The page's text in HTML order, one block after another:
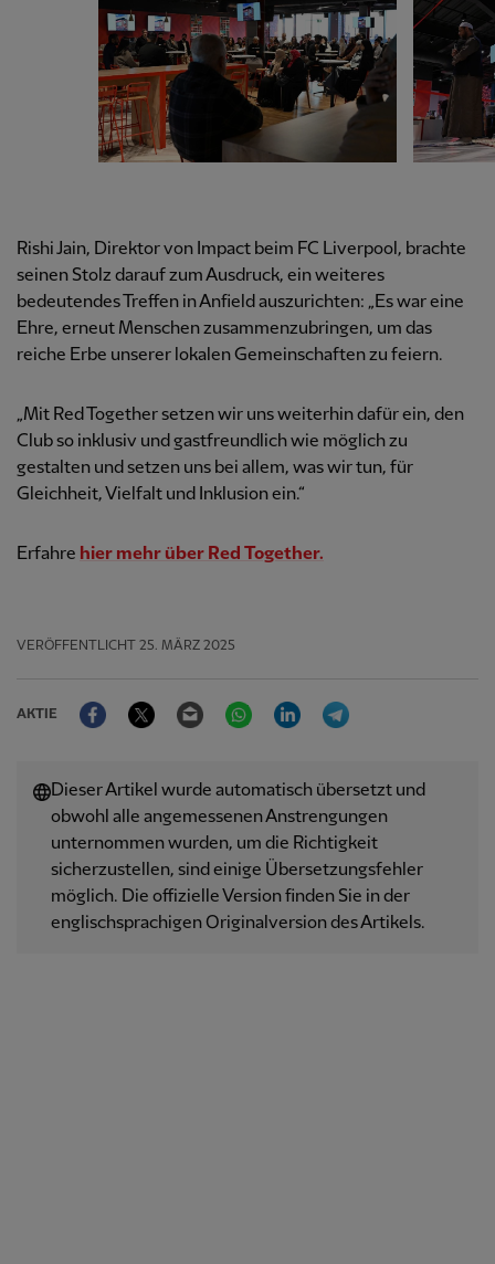
Rishi Jain, Direktor von Impact beim FC Liverpool, brachte
seinen Stolz darauf zum Ausdruck, ein weiteres
bedeutendes Treffen in Anfield auszurichten: „Es war eine
Ehre, erneut Menschen zusammenzubringen, um das
reiche Erbe unserer lokalen Gemeinschaften zu feiern.
„Mit Red Together setzen wir uns weiterhin dafür ein, den
Club so inklusiv und gastfreundlich wie möglich zu
gestalten und setzen uns bei allem, was wir tun, für
Gleichheit, Vielfalt und Inklusion ein.“
Erfahre hier mehr über Red Together.
VERÖFFENTLICHT 25. MÄRZ 2025
AKTIE
FacebookTwitter Email WhatsAppLinkedIn
Dieser Artikel wurde automatisch übersetzt und
obwohl alle angemessenen Anstrengungen
unternommen wurden, um die Richtigkeit
sicherzustellen, sind einige Übersetzungsfehler
möglich. Die offizielle Version finden Sie in der
englischsprachigen Originalversion des Artikels.